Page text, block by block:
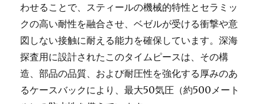
わせることで、スティールの機械的特性とセラミッ
クの高い耐性を融合させ、ベゼルが受ける衝撃や意
図しない接触に耐える能力を確保しています。深海
探査用に設計されたこのタイムピースは、その構
造、部品の品質、および耐圧性を強化する厚みのあ
るケースバックにより、最大50気圧（約500メート